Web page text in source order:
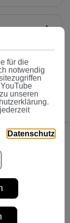
Kapital,
Die
über den
und
zum
wenn
über die
kann
ins
für die
notwendig
unseren
Datenschutz